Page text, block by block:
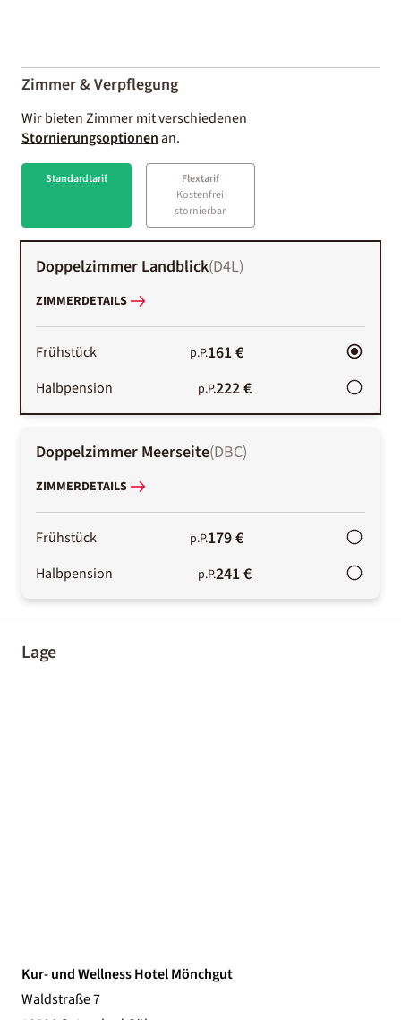
01-02
Zimmer & Verpflegung
Wir bieten Zimmer mit verschiedenen
Stornierungsoptionenan.
Standardtarif
Flextarif
Kostenfrei
stornierbar
Doppelzimmer Landblick(D4L)
ZIMMERDETAILS
Frühstück p.P.161 €
Halbpension p.P.222 €
Doppelzimmer Meerseite(DBC)
ZIMMERDETAILS
Frühstück p.P.179 €
Halbpension p.P.241 €
Lage
Kur- und Wellness Hotel Mönchgut
Waldstraße 7